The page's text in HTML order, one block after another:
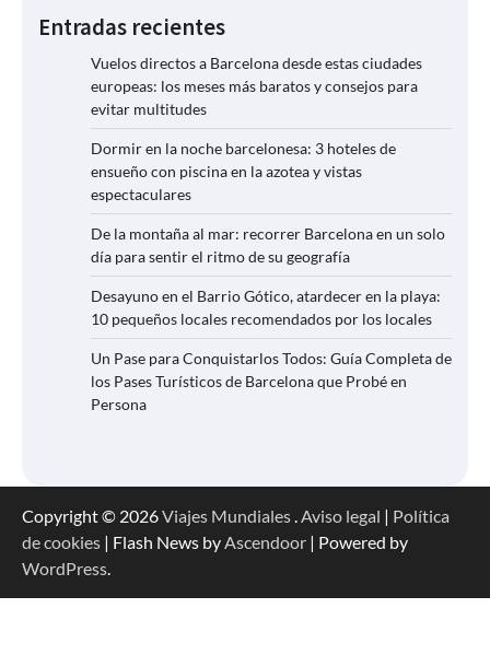
Entradas recientes
Vuelos directos a Barcelona desde estas ciudades
europeas: los meses más baratos y consejos para
evitar multitudes
Dormir en la noche barcelonesa: 3 hoteles de
ensueño con piscina en la azotea y vistas
espectaculares
De la montaña al mar: recorrer Barcelona en un solo
día para sentir el ritmo de su geografía
Desayuno en el Barrio Gótico, atardecer en la playa:
10 pequeños locales recomendados por los locales
Un Pase para Conquistarlos Todos: Guía Completa de
los Pases Turísticos de Barcelona que Probé en
Persona
Copyright © 2026Viajes Mundiales Aviso legal | Política
de cookies | Flash News by Ascendoor | Powered by
WordPress